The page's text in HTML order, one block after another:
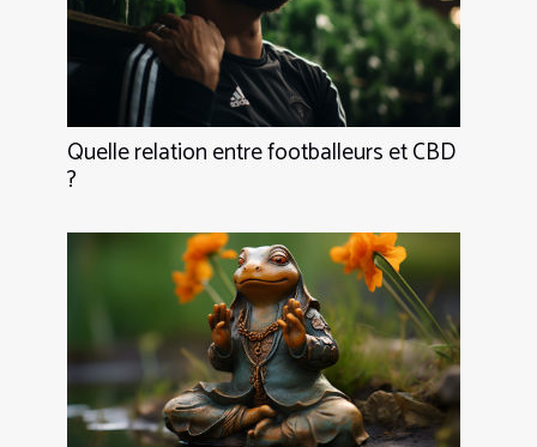
Quelle relation entre footballeurs et CBD
?